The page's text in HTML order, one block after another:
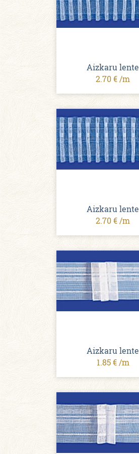
Aizkaru lente
2.70 € /m
Aizkaru lente
2.70 € /m
Aizkaru lente
1.85 € /m